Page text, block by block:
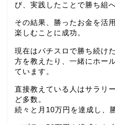
び、実践したことで勝ち組
その結果、勝ったお金を活
楽しむことに成功。
現在はパチスロで勝ち続け
方を教えたり、一緒にホー
ています。
直接教えている人はサラリ
ど多数。
続々と月10万円を達成し、